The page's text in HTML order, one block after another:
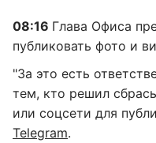
08:16 Глава Офиса
публиковать фото и
"За это есть
тем, кто решил
или соцсети для
Telegram.